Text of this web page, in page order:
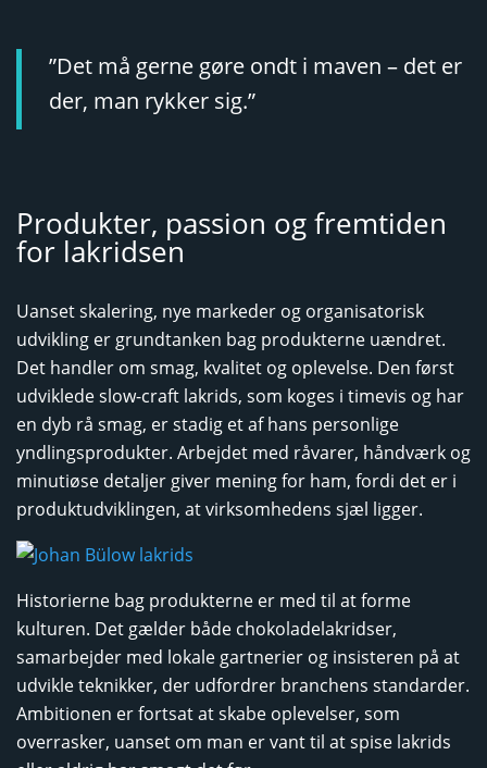
”Det må gerne gøre ondt i maven – det er
der, man rykker sig.”
Produkter, passion og fremtiden
for lakridsen
Uanset skalering, nye markeder og organisatorisk
udvikling er grundtanken bag produkterne uændret.
Det handler om smag, kvalitet og oplevelse. Den først
udviklede slow-craft lakrids, som koges i timevis og har
en dyb rå smag, er stadig et af hans personlige
yndlingsprodukter. Arbejdet med råvarer, håndværk og
minutiøse detaljer giver mening for ham, fordi det er i
produktudviklingen, at virksomhedens sjæl ligger.
Historierne bag produkterne er med til at forme
kulturen. Det gælder både chokoladelakridser,
samarbejder med lokale gartnerier og insisteren på at
udvikle teknikker, der udfordrer branchens standarder.
Ambitionen er fortsat at skabe oplevelser, som
overrasker, uanset om man er vant til at spise lakrids